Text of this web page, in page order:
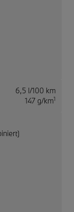
6,5 l/100 km
147 g/km1